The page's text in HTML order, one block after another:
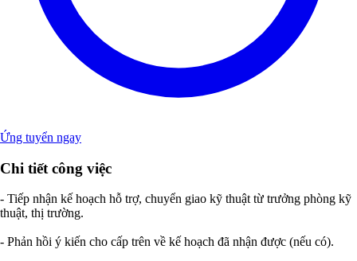
Ứng tuyển ngay
Chi tiết công việc
- Tiếp nhận kế hoạch hỗ trợ, chuyển giao kỹ thuật từ trưởng phòng kỹ
thuật, thị trường.
- Phản hồi ý kiến cho cấp trên về kế hoạch đã nhận được (nếu có).